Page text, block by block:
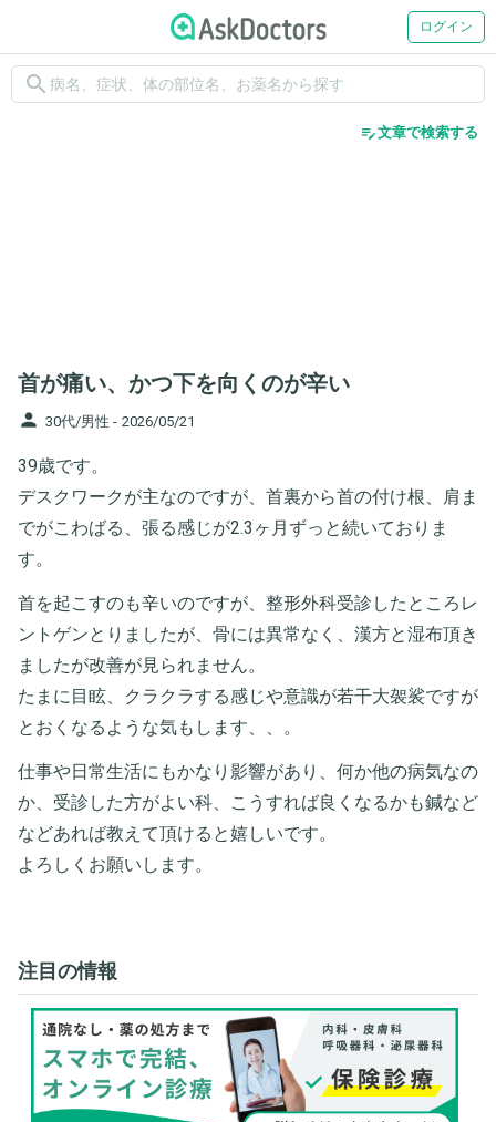
ログイン
search
edit_note文章で検索する
首が痛い、かつ下を向くのが辛い
person 30代/男性 - 2026/05/21
39歳です。
デスクワークが主なのですが、首裏から首の付け根、肩ま
でがこわばる、張る感じが2.3ヶ月ずっと続いておりま
す。
首を起こすのも辛いのですが、整形外科受診したところレ
ントゲンとりましたが、骨には異常なく、漢方と湿布頂き
ましたが改善が見られません。
たまに目眩、クラクラする感じや意識が若干大袈裟ですが
とおくなるような気もします、、。
仕事や日常生活にもかなり影響があり、何か他の病気なの
か、受診した方がよい科、こうすれば良くなるかも鍼など
などあれば教えて頂けると嬉しいです。
よろしくお願いします。
注目の情報